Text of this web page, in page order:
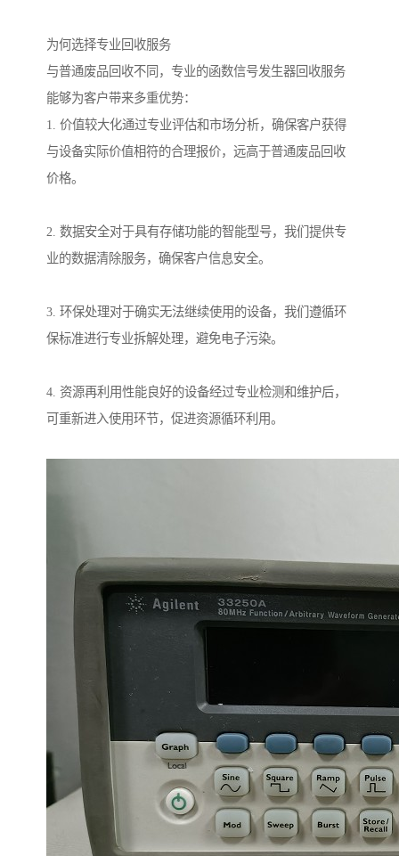
为何选择专业回收服务
与普通废品回收不同，专业的函数信号发生器回收服务
能够为客户带来多重优势：
1. 价值较大化通过专业评估和市场分析，确保客户获得
与设备实际价值相符的合理报价，远高于普通废品回收
价格。
2. 数据安全对于具有存储功能的智能型号，我们提供专
业的数据清除服务，确保客户信息安全。
3. 环保处理对于确实无法继续使用的设备，我们遵循环
保标准进行专业拆解处理，避免电子污染。
4. 资源再利用性能良好的设备经过专业检测和维护后，
可重新进入使用环节，促进资源循环利用。